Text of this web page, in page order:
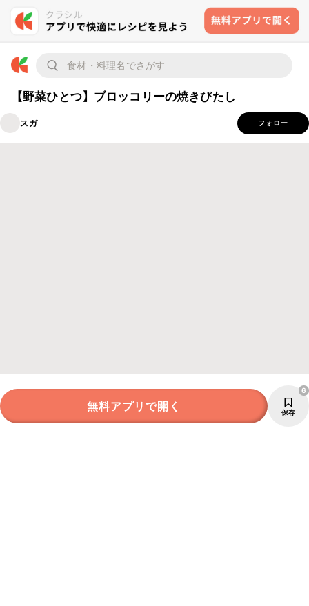
【野菜ひとつ】ブロッコリーの焼きびたし
スガ フォロー
無料アプリで開く 保存
6